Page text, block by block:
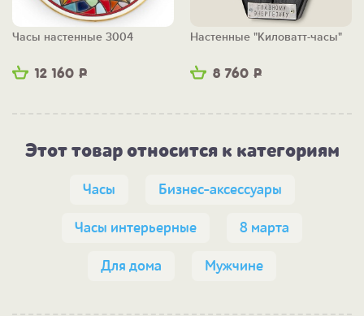
12 160 Р
Часы настенные 3004
8 760 Р
Настенные "Киловатт-часы"
Этот товар относится к категориям
Часы Бизнес-аксессуары
Часы интерьерные 8 марта
Для дома Мужчине